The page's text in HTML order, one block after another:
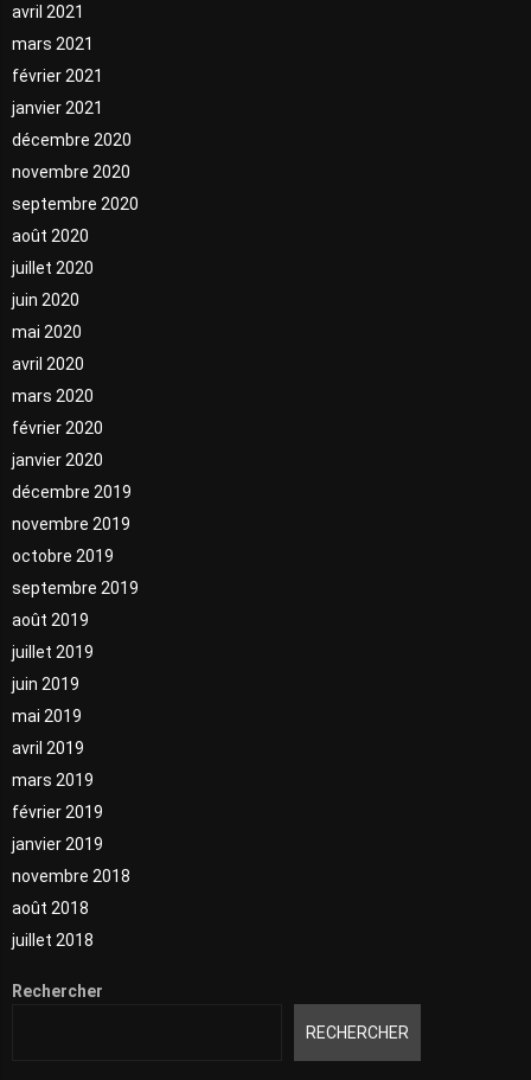
avril 2021
mars 2021
février 2021
janvier 2021
décembre 2020
novembre 2020
septembre 2020
août 2020
juillet 2020
juin 2020
mai 2020
avril 2020
mars 2020
février 2020
janvier 2020
décembre 2019
novembre 2019
octobre 2019
septembre 2019
août 2019
juillet 2019
juin 2019
mai 2019
avril 2019
mars 2019
février 2019
janvier 2019
novembre 2018
août 2018
juillet 2018
Rechercher
RECHERCHER